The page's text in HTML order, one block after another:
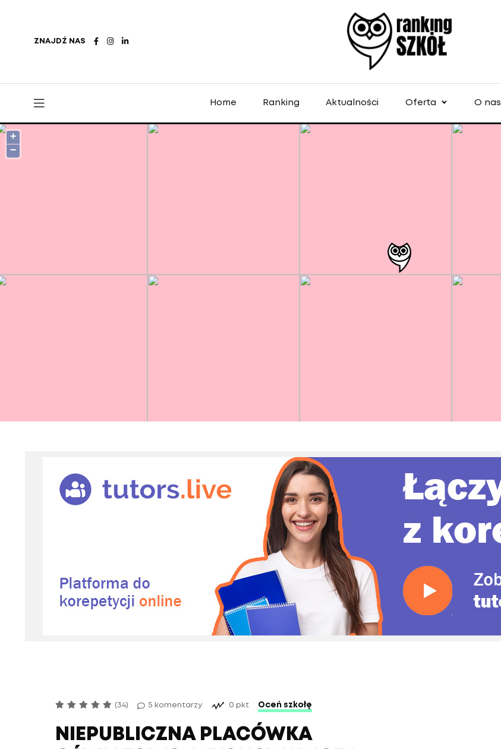
ZNAJDŹ NAS
Home Ranking Aktualności Oferta O nas
+
−
(34) 5 komentarzy 0 pkt Oceń szkołę
NIEPUBLICZNA PLACÓWKA